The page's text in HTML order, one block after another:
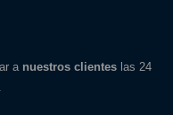
a nuestros clienteslas 24